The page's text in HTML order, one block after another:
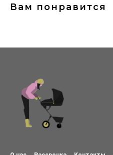
Вам понравится